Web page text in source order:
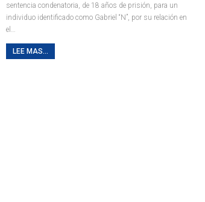
sentencia condenatoria, de 18 años de prisión, para un
individuo identificado como Gabriel “N”, por su relación en
el
LEE MAS...